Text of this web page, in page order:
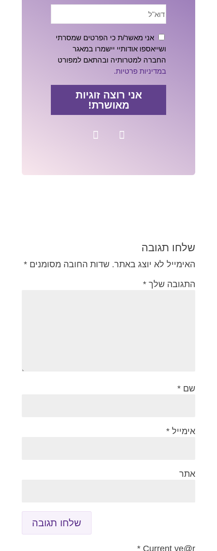
אני מאשר/ת כי הפרטים שמסרתי
ושייאספו אודותיי יישמרו במאגר
החברה למטרותיה ובהתאם למפורט
במדיניות פרטיות.
אני רוצה זוגיות
מאושרת!
שלחו תגובה
האימייל לא יוצג באתר. שדות החובה מסומנים *
התגובה שלך *
שם *
אימייל *
אתר
Current ye@r
*